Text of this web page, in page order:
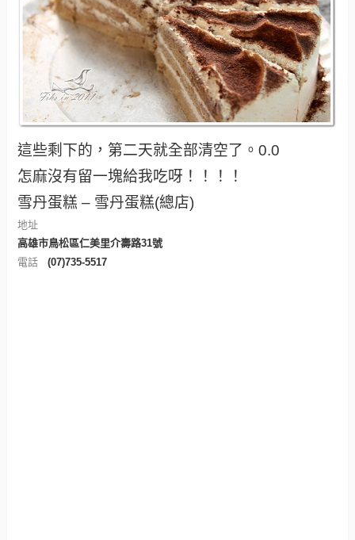
這些剩下的，第二天就全部清空了。0.0
怎麻沒有留一塊給我吃呀！！！！
雪丹蛋糕 – 雪丹蛋糕(總店)
地址
高雄市鳥松區仁美里介壽路31號
電話
(07)735-5517